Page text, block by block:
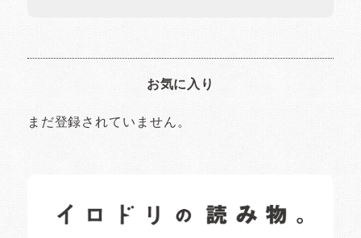
お気に入り
まだ登録されていません。
日常の様子など随時更新中です。